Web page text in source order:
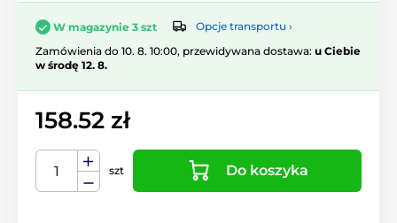
W magazynie 3 szt
Opcje transportu ›
Zamówienia do 10. 8. 10:00, przewidywana dostawa: u Ciebie
w środę 12. 8.
158.52 zł
szt Do koszyka